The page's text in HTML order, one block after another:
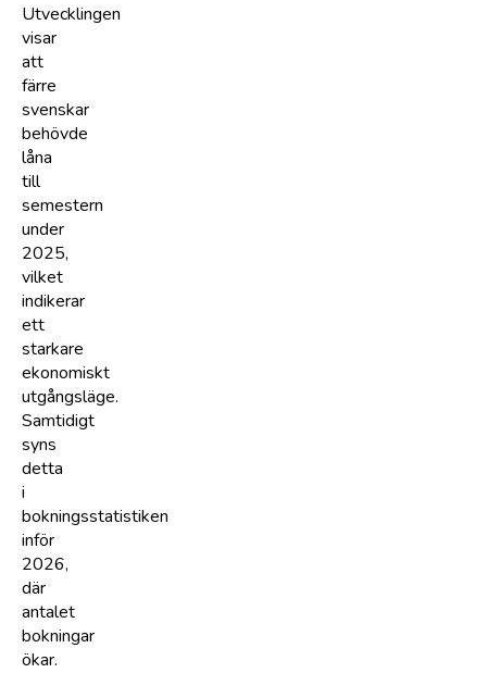
Utvecklingen
visar
att
färre
svenskar
behövde
låna
till
semestern
under
2025,
vilket
indikerar
ett
starkare
ekonomiskt
utgångsläge.
Samtidigt
syns
detta
i
bokningsstatistiken
inför
2026,
där
antalet
bokningar
ökar.